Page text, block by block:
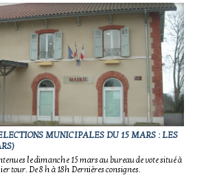
MUNICIPALES DU 15 MARS : LES
le dimanche 15 mars au bureau de vote situé à
tour. De 8 h à 18h Dernières consignes.